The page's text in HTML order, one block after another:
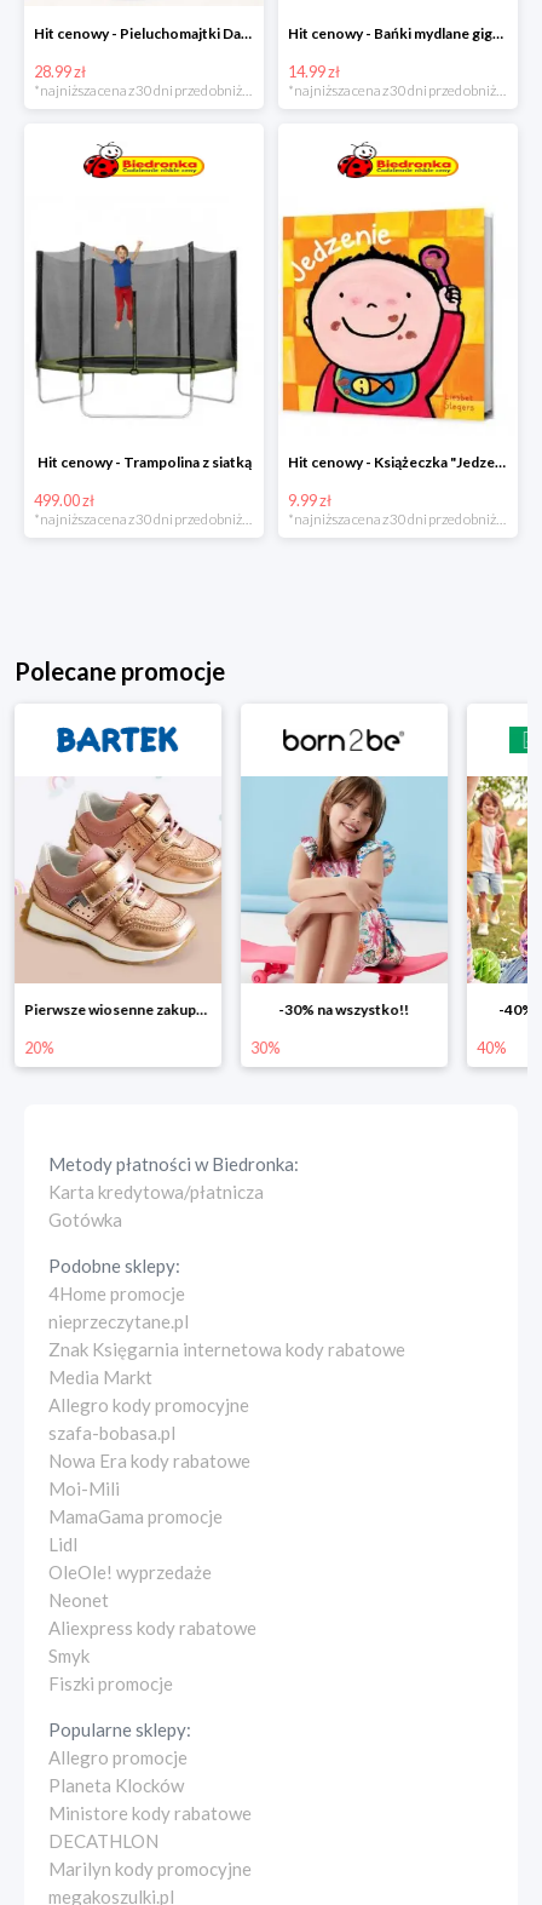
Hit cenowy - Pieluchomajtki Dada Pants
28.99 zł
Hit cenowy - Bańki mydlane gigant lub płyn uzupełniający
14.99 zł
Hit cenowy - Trampolina z siatką
499.00 zł
Hit cenowy - Książeczka "Jedzenie"
9.99 zł
Polecane promocje
Pierwsze wiosenne zakupy -20%
20%
-30% na wszystko!!
30%
-40%
40%
Metody płatności wBiedronka:
Karta kredytowa/płatnicza
Gotówka
Podobne sklepy:
4Home promocje
nieprzeczytane.pl
Znak Księgarnia internetowa kody rabatowe
Media Markt
Allegro kody promocyjne
szafa-bobasa.pl
Nowa Era kody rabatowe
Moi-Mili
MamaGama promocje
Lidl
OleOle! wyprzedaże
Neonet
Aliexpress kody rabatowe
Smyk
Fiszki promocje
Popularne sklepy:
Allegro promocje
Planeta Klocków
Ministore kody rabatowe
DECATHLON
Marilyn kody promocyjne
megakoszulki.pl